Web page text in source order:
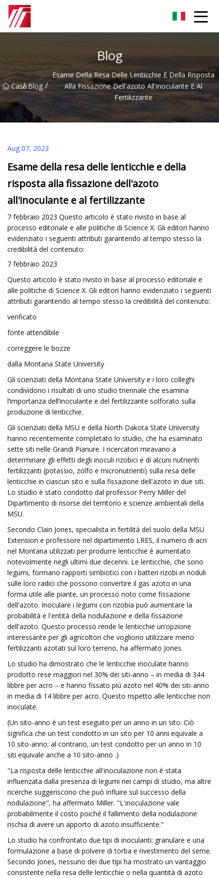
Blog
Casa
/ Blog /
Esame Della Resa Delle Lenticchie E Della Risposta
Alla Fissazione Dell'azoto All'inoculante E Al
Fertilizzante
Aug 07, 2023
Esame della resa delle lenticchie e della
risposta alla fissazione dell'azoto
all'inoculante e al fertilizzante
7 febbraio 2023 Questo articolo è stato rivisto in base al
processo editoriale e alle politiche di Science X. Gli editori hanno
evidenziato i seguenti attributi garantendo al tempo stesso la
credibilità del contenuto:
7 febbraio 2023
Questo articolo è stato rivisto in base al processo editoriale e
alle politiche di Science X. Gli editori hanno evidenziato i seguenti
attributi garantendo al tempo stesso la credibilità del contenuto:
verificato
fonte attendibile
correggere le bozze
dalla Montana State University
Gli scienziati della Montana State University e i loro colleghi
condividono i risultati di uno studio triennale che esamina
l’importanza dell’inoculante e del fertilizzante solforato sulla
produzione di lenticchie.
Gli scienziati della MSU e della North Dakota State University
hanno recentemente completato lo studio, che ha esaminato
sette siti nelle Grandi Pianure. I ricercatori miravano a
determinare gli effetti degli inoculi rizobici e di alcuni nutrienti
fertilizzanti (potassio, zolfo e micronutrienti) sulla resa delle
lenticchie in ciascun sito e sulla fissazione dell'azoto in due siti.
Lo studio è stato condotto dal professor Perry Miller del
Dipartimento di risorse del territorio e scienze ambientali della
MSU.
Secondo Clain Jones, specialista in fertilità del suolo della MSU
Extension e professore nel dipartimento LRES, il numero di acri
nel Montana utilizzati per produrre lenticchie è aumentato
notevolmente negli ultimi due decenni. Le lenticchie, che sono
legumi, formano rapporti simbiotici con i batteri rizobi ​​in noduli
sulle loro radici che possono convertire il gas azoto in una
forma utile alle piante, un processo noto come fissazione
dell'azoto. Inoculare i legumi con rizobia può aumentare la
probabilità e l'entità della nodulazione e della fissazione
dell'azoto. Questo processo rende le lenticchie un’opzione
interessante per gli agricoltori che vogliono utilizzare meno
fertilizzanti azotati sul loro terreno, ha affermato Jones.
Lo studio ha dimostrato che le lenticchie inoculate hanno
prodotto rese maggiori nel 30% dei siti-anno – in media di 344
libbre per acro – e hanno fissato più azoto nel 40% dei siti-anno
in media di 14 libbre per acro. Questo rispetto alle lenticchie non
inoculate.
(Un sito-anno è un test eseguito per un anno in un sito. Ciò
significa che un test condotto in un sito per 10 anni equivale a
10 sito-anno; al contrario, un test condotto per un anno in 10
siti equivale anche a 10 sito-anno .)
"La risposta delle lenticchie all'inoculazione non è stata
influenzata dalla presenza di legumi nei campi di studio, ma altre
ricerche suggeriscono che può influire sul successo della
nodulazione", ha affermato Miller. "L'inoculazione vale
probabilmente il costo poiché il fallimento della nodulazione
rischia di avere un apporto di azoto insufficiente."
Lo studio ha confrontato due tipi di inoculanti: granulare e una
formulazione a base di polvere di torba e rivestimento del seme.
Secondo Jones, nessuno dei due tipi ha mostrato un vantaggio
consistente nella resa delle lenticchie o nella quantità di azoto